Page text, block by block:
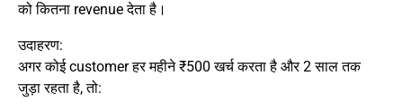
को कितना revenue देता है।
उदाहरण:
अगर कोई customer हर महीने ₹500 खर्च करता है और 2 साल तक
जुड़ा रहता है, तो: